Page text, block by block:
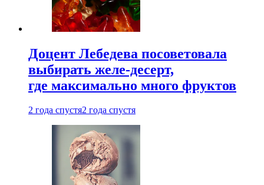
Доцент Лебедева посоветовала
выбирать желе-десерт,
где максимально много фруктов
2 года спустя2 года спустя